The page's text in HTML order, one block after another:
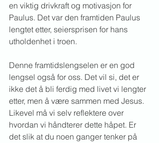
en viktig drivkraft og motivasjon for
Paulus. Det var den framtiden Paulus
lengtet etter, seiersprisen for hans
utholdenhet i troen.
Denne framtidslengselen er en god
lengsel også for oss. Det vil si, det er
ikke det å bli ferdig med livet vi lengter
etter, men å være sammen med Jesus.
Likevel må vi selv reflektere over
hvordan vi håndterer dette håpet. Er
det slik at du noen ganger tenker på